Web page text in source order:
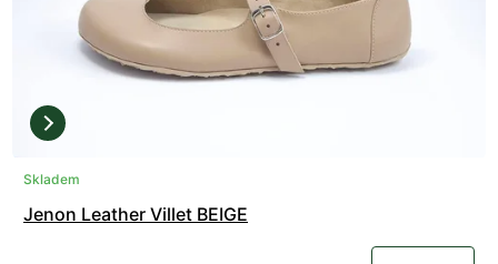
Skladem
Jenon Leather Villet BEIGE